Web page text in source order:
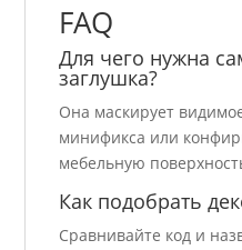
FAQ
Для чего нужна
заглушка?
Она маскирует
минификса или
мебельную
Как подобрать
Сравнивайте код и